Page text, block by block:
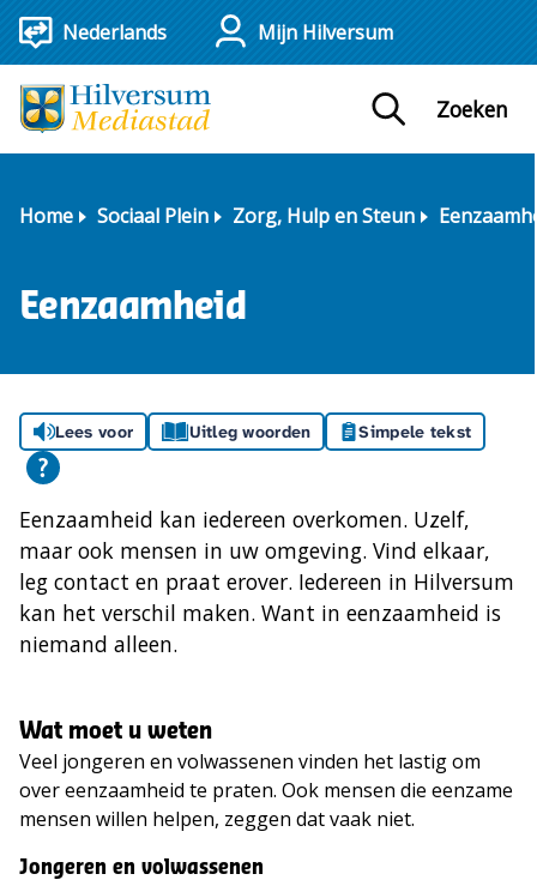
Mijn Hilversum
Zoeken
Home Sociaal Plein Zorg, Hulp en Steun
Eenzaamheid
Lees voor Uitleg woorden Simpele tekst
Eenzaamheid kan iedereen overkomen. Uzelf,
maar ook mensen in uw omgeving. Vind elkaar,
leg contact en praat erover. Iedereen in Hilversum
kan het verschil maken. Want in eenzaamheid is
niemand alleen.
Wat moet u weten
Veel jongeren en volwassenen vinden het lastig om
over eenzaamheid te praten. Ook mensen die eenzame
mensen willen helpen, zeggen dat vaak niet.
Jongeren en volwassenen